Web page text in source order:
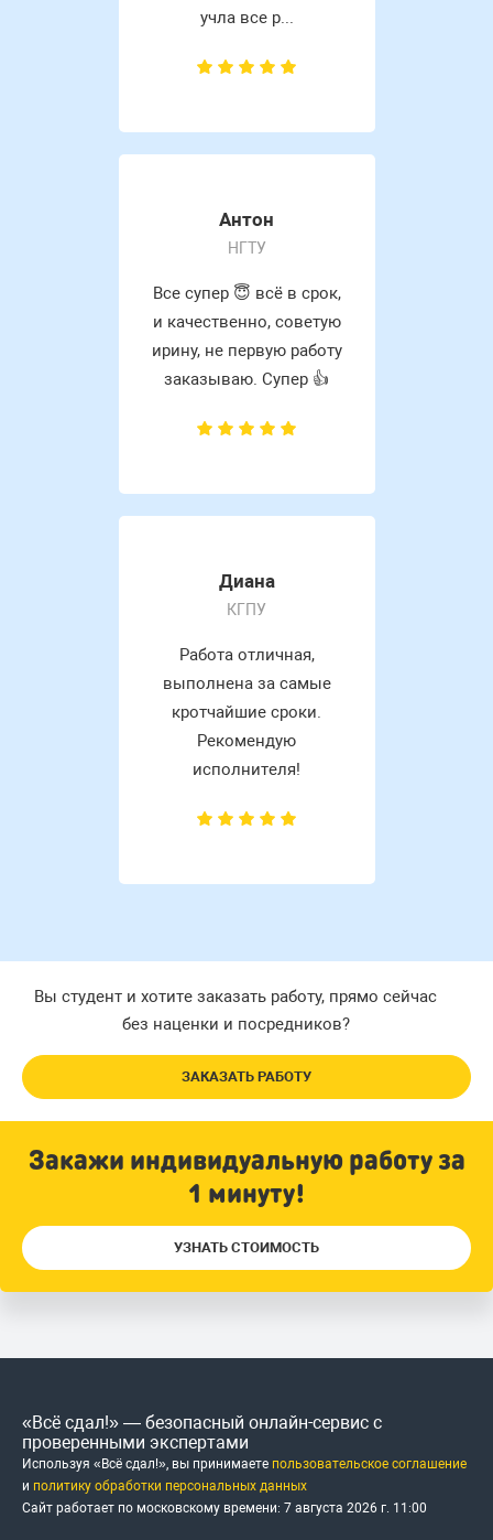
учла все р...
Антон
НГТУ
Все супер 😇 всё в срок,
и качественно, советую
ирину, не первую работу
заказываю. Супер 👍
Диана
КГПУ
Работа отличная,
выполнена за самые
кротчайшие сроки.
Рекомендую
исполнителя!
Вы студент и хотите заказать работу, прямо сейчас
без наценки и посредников?
ЗАКАЗАТЬ РАБОТУ
Закажи индивидуальную работу за
1 минуту!
УЗНАТЬ СТОИМОСТЬ
«Всё сдал!» — безопасный онлайн-сервис с
проверенными экспертами
Используя «Всё сдал!», вы принимаете пользовательское соглашение
и политику обработки персональных данных
Сайт работает по московскому времени: 7 августа 2026 г. 11 :00